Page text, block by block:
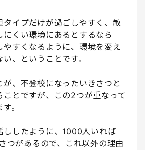
タイプだけが過ごしやすく、敏
くい環境にあるとするなら
やすくなるように、環境を変え
、ということです。
が、不登校になったいきさつと
ことですが、この2つが重なって
。
ししたように、1000人いれば
つがあるので、これ以外の理由